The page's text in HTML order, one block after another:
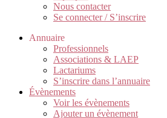
Nous contacter
Se connecter / S’inscrire
Annuaire
Professionnels
Associations & LAEP
Lactariums
S’inscrire dans l’annuaire
Évènements
Voir les évènements
Ajouter un évènement